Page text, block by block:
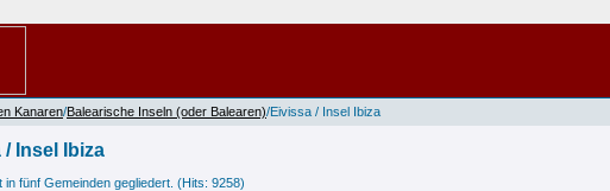
Kanaren/Balearische Inseln (oder Balearen)/Eivissa / Insel Ibiza
/ Insel Ibiza
in fünf Gemeinden gegliedert. (Hits: 9258)